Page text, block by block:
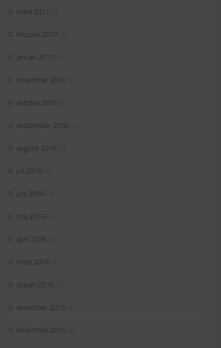
mars 2017
februari 2017
januari 2017
november 2016
oktober 2016
september 2016
augusti 2016
juli 2016
juni 2016
maj 2016
april 2016
mars 2016
januari 2016
december 2015
november 2015